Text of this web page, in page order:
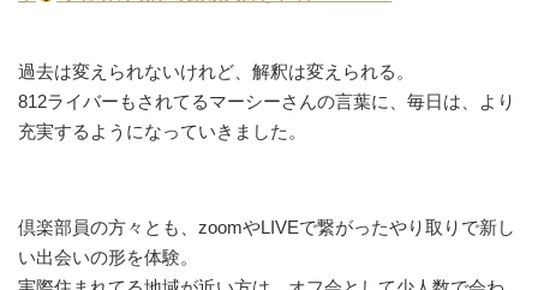
過去は変えられないけれど、解釈は変えられる。
812ライバーもされてるマーシーさんの言葉に、毎日は、より
充実するようになっていきました。
倶楽部員の方々とも、zoomやLIVEで繋がったやり取りで新し
い出会いの形を体験。